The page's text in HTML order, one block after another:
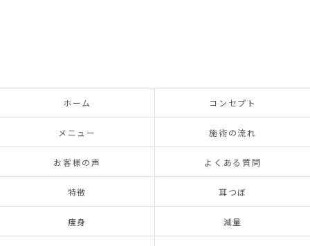
ホーム コンセプト
メニュー 施術の流れ
お客様の声 よくある質問
特徴 耳つぼ
痩身 減量